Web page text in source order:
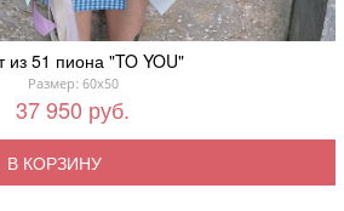
из 51 пиона "TO YOU"
Размер: 60x50
37 950 руб.
В КОРЗИНУ